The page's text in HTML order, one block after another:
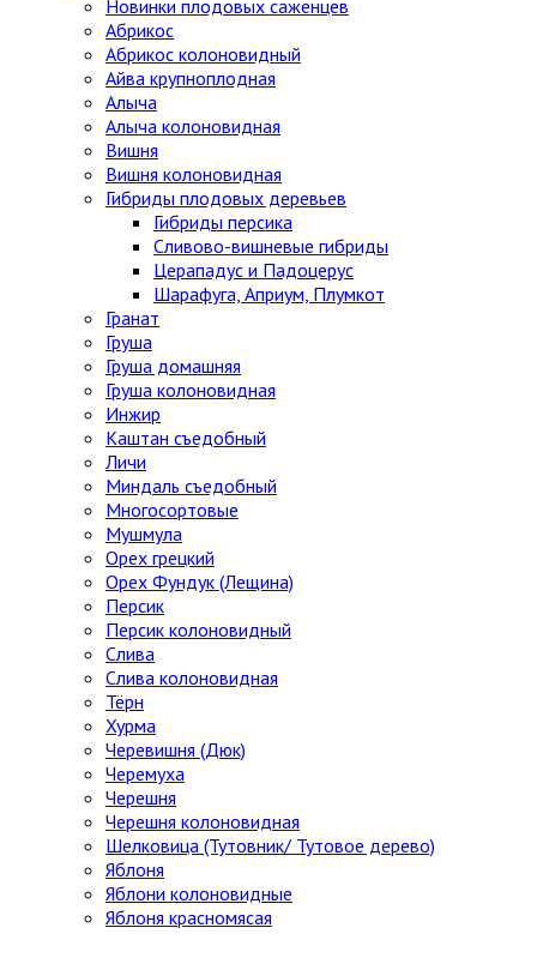
Новинки плодовых саженцев
Абрикос
Абрикос колоновидный
Айва крупноплодная
Алыча
Алыча колоновидная
Вишня
Вишня колоновидная
Гибриды плодовых деревьев
Гибриды персика
Сливово-вишневые гибриды
Церападус и Падоцерус
Шарафуга, Априум, Плумкот
Гранат
Груша
Груша домашняя
Груша колоновидная
Инжир
Каштан съедобный
Личи
Миндаль съедобный
Многосортовые
Мушмула
Орех грецкий
Орех Фундук (Лещина)
Персик
Персик колоновидный
Слива
Слива колоновидная
Тёрн
Хурма
Черевишня (Дюк)
Черемуха
Черешня
Черешня колоновидная
Шелковица (Тутовник/ Тутовое дерево)
Яблоня
Яблони колоновидные
Яблоня красномясая